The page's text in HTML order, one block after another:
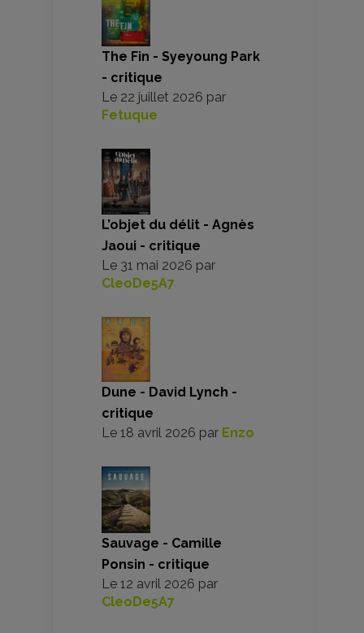
The Fin - Syeyoung Park
- critique
Le 22 juillet 2026 par
Fetuque
L’objet du délit - Agnès
Jaoui - critique
Le 31 mai 2026 par
CleoDe5A7
Dune - David Lynch -
critique
Le 18 avril 2026 par Enzo
Sauvage - Camille
Ponsin - critique
Le 12 avril 2026 par
CleoDe5A7